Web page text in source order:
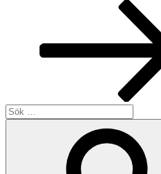
Sök
efter: